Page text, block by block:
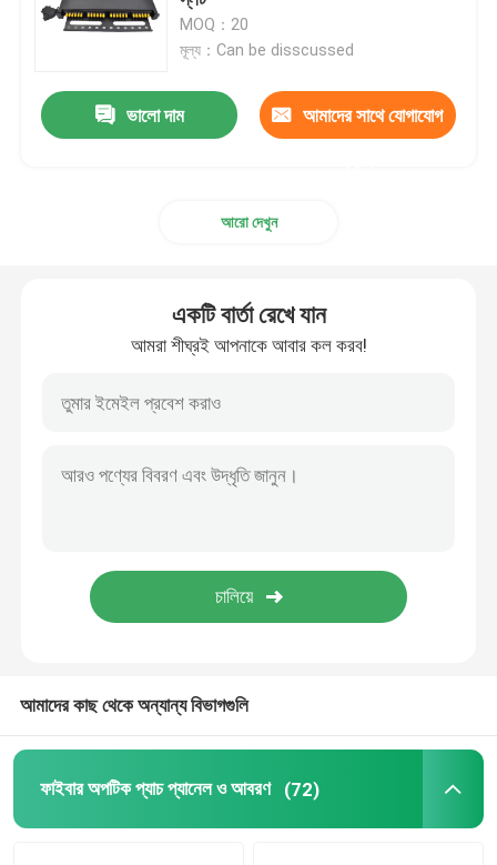
ODF প্যাচ প্যানেল
ফাইবার অপটিক ক্যাবিনেট
সার্ভার র্যাক ক্যাবিনেট
ফাইবার টার্মিনেশন বক্স
MOQ：20
মূল্য：Can be disscussed
ভালো দাম আমাদের সাথে যোগাযোগ
আরো দেখুন
একটি বার্তা রেখে যান
আমরা শীঘ্রই আপনাকে আবার কল করব!
আমাদের কাছ থেকে অন্যান্য বিভাগগুলি
ফাইবার অপটিক প্যাচ প্যানেল ও আবরণ (72)